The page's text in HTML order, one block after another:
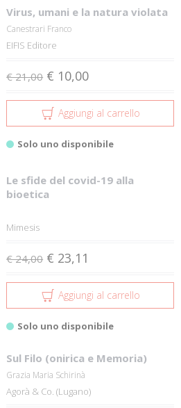
Virus, umani e la natura violata
Canestrari Franco
EIFIS Editore
€ 21,00 € 10,00
Aggiungi al carrello
Solo uno disponibile
Le sfide del covid-19 alla
bioetica
Mimesis
€ 24,00 € 23,11
Aggiungi al carrello
Solo uno disponibile
Sul Filo (onirica e Memoria)
Grazia Maria Schirinà
Agorà & Co. (Lugano)